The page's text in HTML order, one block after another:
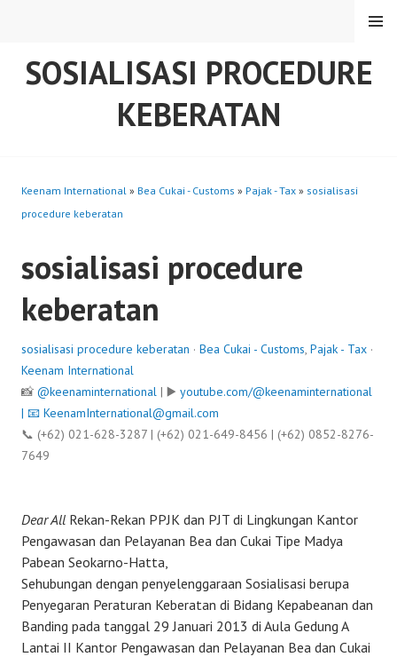
SOSIALISASI PROCEDURE
KEBERATAN
MENU
Keenam International » Bea Cukai - Customs » Pajak - Tax » sosialisasi
procedure keberatan
sosialisasi procedure
keberatan
sosialisasi procedure keberatan · Bea Cukai - Customs, Pajak - Tax ·
Keenam International
📸 @keenaminternational | ▶️ youtube.com/@keenaminternational
| 📧 KeenamInternational@gmail.com
📞 (+62) 021-628-3287 | (+62) 021-649-8456 | (+62) 0852-8276-
7649
Dear All Rekan-Rekan PPJK dan PJT di Lingkungan Kantor
Pengawasan dan Pelayanan Bea dan Cukai Tipe Madya
Pabean Seokarno-Hatta,
Sehubungan dengan penyelenggaraan Sosialisasi berupa
Penyegaran Peraturan Keberatan di Bidang Kepabeanan dan
Banding pada tanggal 29 Januari 2013 di Aula Gedung A
Lantai II Kantor Pengawasan dan Pelayanan Bea dan Cukai